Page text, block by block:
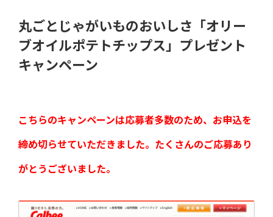
丸ごとじゃがいものおいしさ「オリー
ブオイルポテトチップス」プレゼント
キャンペーン
こちらのキャンペーンは応募者多数のため、お申込を
締め切らせていただきました。たくさんのご応募あり
がとうございました。